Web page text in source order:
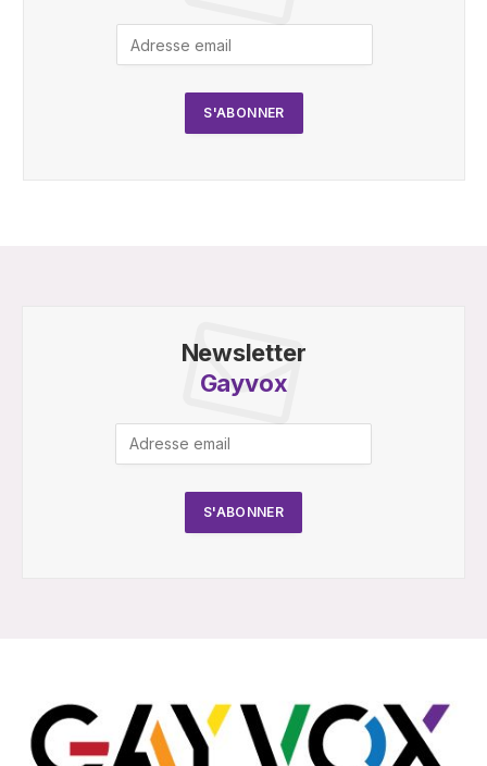
Newsletter
Gayvox